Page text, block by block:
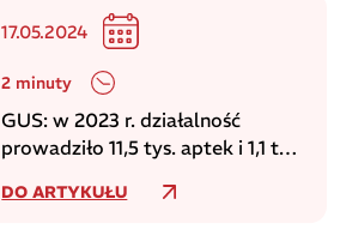
17.05.2024
2 minuty
GUS: w 2023 r. działalność
prowadziło 11,5 tys. aptek i 1,1 tys.
DO ARTYKUŁU